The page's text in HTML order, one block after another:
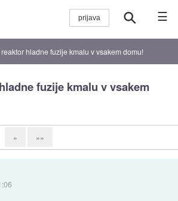
☰
hladne fuzije kmalu v vsakem domu!
fuzije kmalu v vsakem
» »»